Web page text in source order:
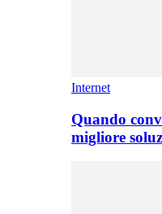
Internet
Quando
migliore